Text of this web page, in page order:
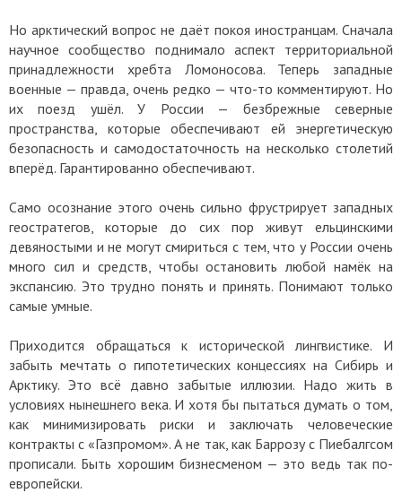
Но арктический вопрос не даёт покоя иностранцам. Сначала
научное сообщество поднимало аспект территориальной
принадлежности хребта Ломоносова. Теперь западные
военные — правда, очень редко — что-то комментируют. Но
их поезд ушёл. У России — безбрежные северные
пространства, которые обеспечивают ей энергетическую
безопасность и самодостаточность на несколько столетий
вперёд. Гарантированно обеспечивают.
Само осознание этого очень сильно фрустрирует западных
геостратегов, которые до сих пор живут ельцинскими
девяностыми и не могут смириться с тем, что у России очень
много сил и средств, чтобы остановить любой намёк на
экспансию. Это трудно понять и принять. Понимают только
самые умные.
Приходится обращаться к исторической лингвистике. И
забыть мечтать о гипотетических концессиях на Сибирь и
Арктику. Это всё давно забытые иллюзии. Надо жить в
условиях нынешнего века. И хотя бы пытаться думать о том,
как минимизировать риски и заключать человеческие
контракты с «Газпромом». А не так, как Баррозу с Пиебалгсом
прописали. Быть хорошим бизнесменом — это ведь так по-
европейски.